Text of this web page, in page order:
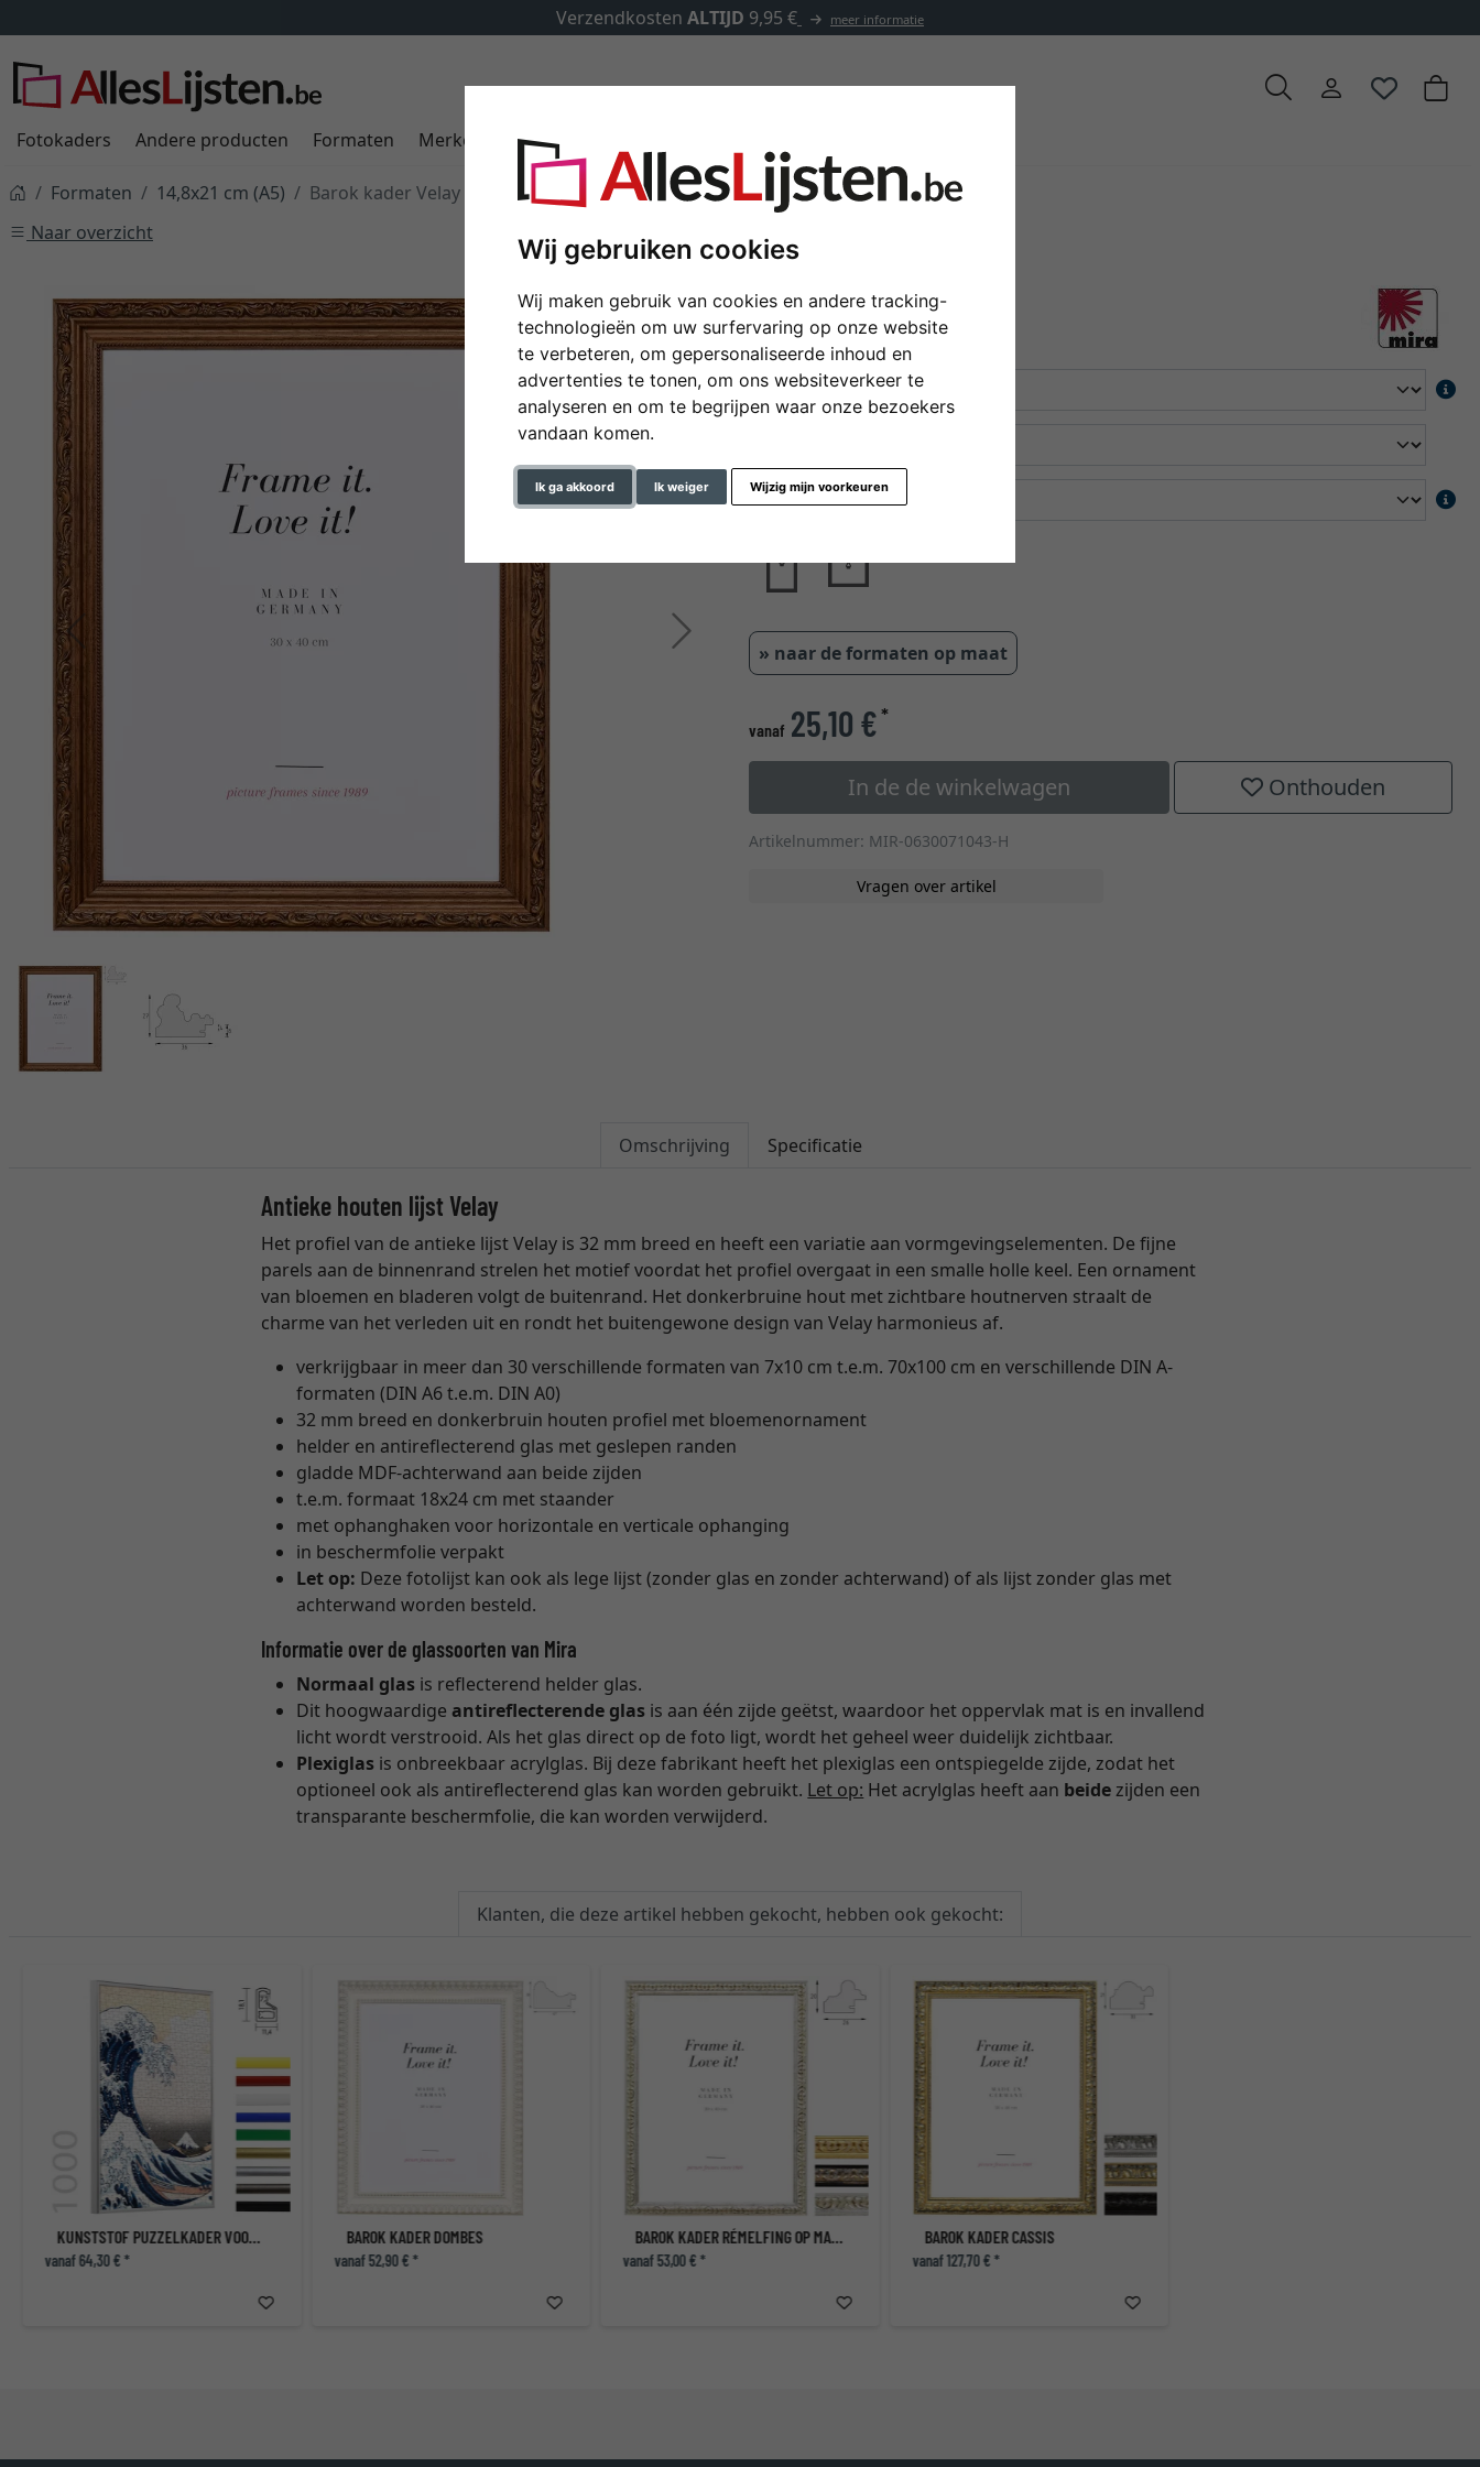
Wij gebruiken cookies
Wij maken gebruik van cookies en andere tracking-
technologieën om uw surfervaring op onze website
te verbeteren, om gepersonaliseerde inhoud en
advertenties te tonen, om ons websiteverkeer te
analyseren en om te begrijpen waar onze bezoekers
vandaan komen.
Ik ga akkoord Ik weiger Wijzig mijn voorkeuren
Verzendkosten ALTIJD 9,95 € meer informatie
Fotokaders Andere producten Formaten Merken Kaders op maat
Formaten 14,8x21 cm (A5)
Barok kader Velay
Naar overzicht
Terug Verder
Barok kader Velay
formaat
glastype
» naar de formaten op maat
vanaf 25,10 €*
In de de winkelwagen Onthouden
Artikelnummer: MIR-0630071043-H
Vragen over artikel
Omschrijving Specificatie
Antieke houten lijst Velay
Het profiel van de antieke lijst Velay is 32 mm breed en heeft een variatie aan vormgevingselementen. De fijne
parels aan de binnenrand strelen het motief voordat het profiel overgaat in een smalle holle keel. Een ornament
van bloemen en bladeren volgt de buitenrand. Het donkerbruine hout met zichtbare houtnerven straalt de
charme van het verleden uit en rondt het buitengewone design van Velay harmonieus af.
verkrijgbaar in meer dan 30 verschillende formaten van 7x10 cm t.e.m. 70x100 cm en verschillende DIN A-
formaten (DIN A6 t.e.m. DIN A0)
32 mm breed en donkerbruin houten profiel met bloemenornament
helder en antireflecterend glas met geslepen randen
gladde MDF-achterwand aan beide zijden
t.e.m. formaat 18x24 cm met staander
met ophanghaken voor horizontale en verticale ophanging
in beschermfolie verpakt
Let op: Deze fotolijst kan ook als lege lijst (zonder glas en zonder achterwand) of als lijst zonder glas met
achterwand worden besteld.
Informatie over de glassoorten van Mira
Normaal glas is reflecterend helder glas.
Dit hoogwaardige antireflecterende glas is aan één zijde geëtst, waardoor het oppervlak mat is en invallend
licht wordt verstrooid. Als het glas direct op de foto ligt, wordt het geheel weer duidelijk zichtbaar.
Plexiglas is onbreekbaar acrylglas. Bij deze fabrikant heeft het plexiglas een ontspiegelde zijde, zodat het
optioneel ook als antireflecterend glas kan worden gebruikt. Let op: Het acrylglas heeft aan beidezijden een
transparante beschermfolie, die kan worden verwijderd.
Klanten, die deze artikel hebben gekocht, hebben ook gekocht:
KUNSTSTOF PUZZELKADER VOOR 1000 STUKJES
vanaf 64,30 € *
BAROK KADER DOMBES
vanaf 52,90 € *
BAROK KADER RÉMELFING OP MAAT
vanaf 53,00 € *
BAROK KADER CASSIS
vanaf 127,70 € *